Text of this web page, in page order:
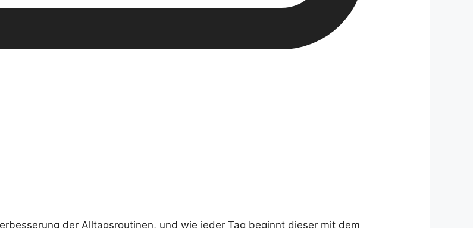
der Alltagsroutinen, und wie jeder Tag beginnt dieser mit dem